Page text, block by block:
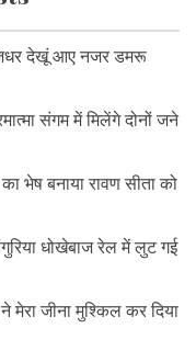
देखूं आए नजर डमरू
संगम में मिलेंगे दोनों जने
भेष बनाया रावण सीता को
धोखेबाज रेल में लुट गई
मेरा जीना मुश्किल कर दिया